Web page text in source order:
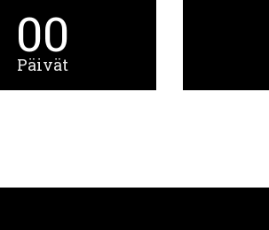
00
Päivät